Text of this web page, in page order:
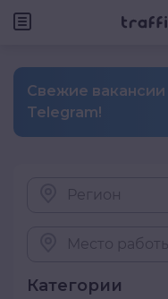
Свежие вакансии
Telegram!
Регион
Место
Категории